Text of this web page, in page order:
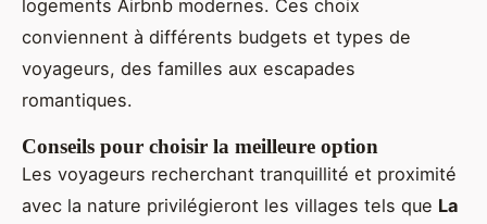
logements Airbnb modernes. Ces choix
conviennent à différents budgets et types de
voyageurs, des familles aux escapades
romantiques.
Conseils pour choisir la meilleure option
Les voyageurs recherchant tranquillité et proximité
avec la nature privilégieront les villages tels que La